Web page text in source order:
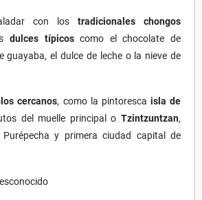
con los tradicionales chongos
dulces típicoscomo el chocolate de
guayaba, el dulce de leche o la nieve de
cercanos, como la pintoresca isla de
del muelle principal o Tzintzuntzan,
y primera ciudad capital de